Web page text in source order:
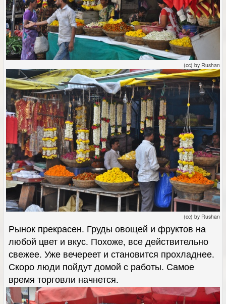
(cc) by Rushan
(cc) by Rushan
Рынок прекрасен. Груды овощей и фруктов на
любой цвет и вкус. Похоже, все действительно
свежее. Уже вечереет и становится прохладнее.
Скоро люди пойдут домой с работы. Самое
время торговли начнется.